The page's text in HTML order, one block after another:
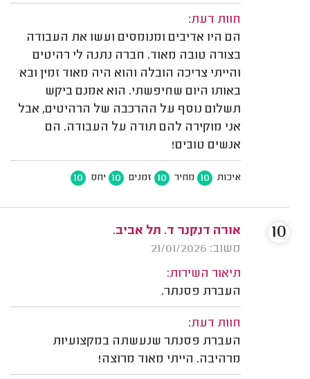
חוות דעת:
הם היו אדיבים ומנומסים ועשו את העבודה
בצורה טובה מאוד. חברה נתנה לי רהיטים
והייתי צריכה הובלה והוא היה מאוד זמין ובא
באותו היום שחיפשתי. הוא אמנם ביקש
תשלום נוסף על ההרכבה של הרהיטים, אבל
אני מוקירה להם תודה על העבודה. הם
אנשים טובים!
איכות 10 מחיר 10 זמנים 10 יחס 10
אורה דנקנר ד. תל אביב.
משוב: 21/01/2026
תיאור השירות:
העברת פסנתר.
חוות דעת:
העברת פסנתר שנעשתה במקצועיות
מרהיבה. הייתי מאוד מרוצה!
10